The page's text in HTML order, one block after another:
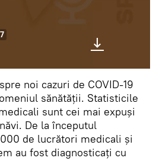
noi cazuri de COVID-19
sănătății. Statisticile
sunt cei mai expuși
De la începutul
de lucrători medicali și
au fost diagnosticați cu